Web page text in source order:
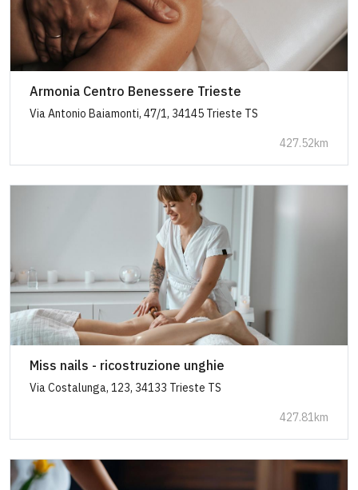
Armonia Centro Benessere Trieste
Via Antonio Baiamonti, 47/1, 34145 Trieste TS
427.52km
Miss nails - ricostruzione unghie
Via Costalunga, 123, 34133 Trieste TS
427.81km